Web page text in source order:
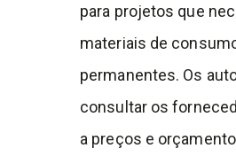
para projetos que
materiais de
permanentes. Os
consultar os
a preços e